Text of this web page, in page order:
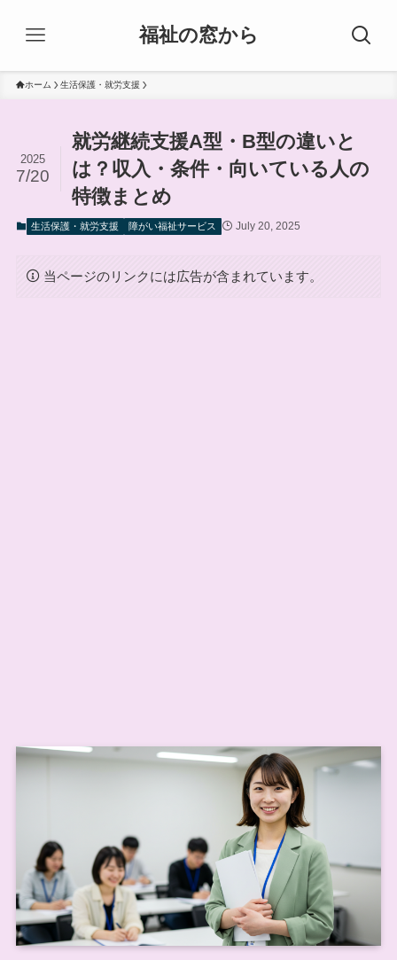
福祉の窓から
ホーム 生活保護・就労支援
就労継続支援A型・B型の違いと
は？収入・条件・向いている人の
特徴まとめ
2025
7/20
生活保護・就労支援 障がい福祉サービス July 20, 2025
当ページのリンクには広告が含まれています。